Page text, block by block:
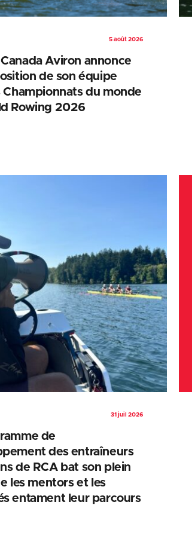
5 août 2026
Aviron annonce
de son équipe
Championnats du monde
Rowing 2026
31 juil 2026
de
des entraîneurs
de RCA bat son plein
les mentors et les
entament leur parcours